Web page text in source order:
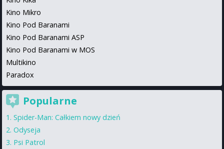
Kino Mikro
Kino Pod Baranami
Kino Pod Baranami ASP
Kino Pod Baranami w MOS
Multikino
Paradox
Popularne
Spider-Man: Całkiem nowy dzień
Odyseja
Psi Patrol